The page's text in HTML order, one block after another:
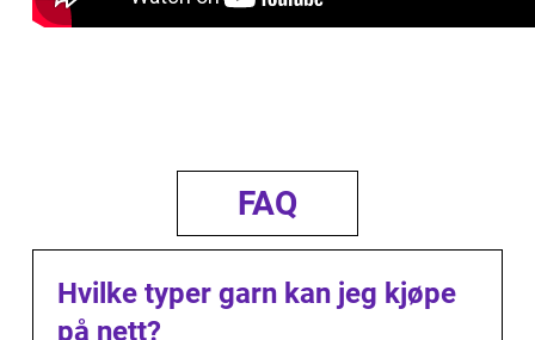
FAQ
Hvilke typer garn kan jeg kjøpe
på nett?